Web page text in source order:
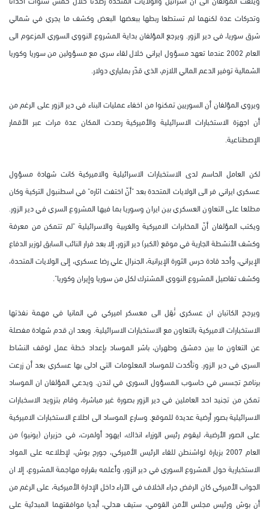
وتحركات عدة لكنهما لم تستطعا ربطها ببعضها البعض وكشف ما يجري في شمالي
شرق سوريا، في دير الزور. ويرجع المؤلفان بداية المشروع النووي السوري المزعوم الى
العام 2002 عندما تعهد مسؤول ايراني خلال لقاء سري مع مسؤولين من سوريا وكوريا
الشمالية توفير الدعم المالي اللازم، الذي قدّر بملياري دولار.
ويروي المؤلفان أن السوريين تمكنوا من اخفاء عمليات البناء في دير الزور على الرغم من
أن اجهزة الاستخبارات الاسرائيلية والأميركية رصدت المكان عدة مرات عبر الأقمار
الإصطناعية.
لكن العامل الحاسم لدى الاستخبارات الاسرائيلية والاميركية كانت شهادة مسؤول
عسكري ايراني فر الى الولايات المتحدة بعد "أنّ اختفت اثاره" في اسطنبول التركية وكان
مطلعا على التعاون العسكري بين ايران وسوريا بما فيها المشروع السري في دير الزور.
ويكتب المؤلفان أنّ المخابرات الاميركية والغربية والاسرائيلية "لم تتمكن من معرفة
وكشف الأنشطة الجارية في موقع (الكبر) دير الزور، إلا بعد فرار النائب السابق لوزير الدفاع
الإيراني، وأحد قادة حرس الثورة الإيرانية، الجنرال علي رضا عسكري، إلى الولايات المتحدة،
وكشف تفاصيل المشروع النووي المشترك لكل من سوريا وإيران وكوريا".
ويرجح الكاتبان ان عسكري نُقِل الى معسكر اميركي في المانيا في مهمة نفذتها
الاستخبارات الاميركية بالتعاون مع الاستخبارات الاسرائيلية. وبعد ان قدم شهادة مفصلة
عن التعاون ما بين دمشق وطهران، باشر الموساد بإعداد خطة عمل لوقف النشاط
السري في دير الزور. وتأكدت للموساد المعلومات التي ادلى بها عسكري بعد أن زرعت
برنامج تجسس في حاسوب المسؤول السوري في لندن. ويدعي المؤلفان ان الموساد
تمكن من تجنيد احد العاملين في دير الزور بصورة غير مباشرة، وقام بتزويد الاسخبارات
الاسرائيلية بصور أرضية عديدة للموقع. وسارع الموساد الى اطلاع الاستخبارات الاميركية
على الصور الأرضية، ليقوم رئيس الوزراء انذاك، ايهود أولمرت، في حزيران (يونيو) من
العام 2007 بزيارة لواشنطن للقاء الرئيس الأميركي، جورج بوش، لإطلاعه على المواد
الاستخبارية حول المشروع السوري في دير الزور، وأعلمه بقراره مهاجمة المشروع، إلا ان
الجواب الأميركي كان الرفض جراء الخلاف في الآراء داخل الإدارة الأميركية، على الرغم من
أن بوش ورئيس مجلس الأمن القومي، ستيف هدلي، أبديا موافقتهما المبدئية على